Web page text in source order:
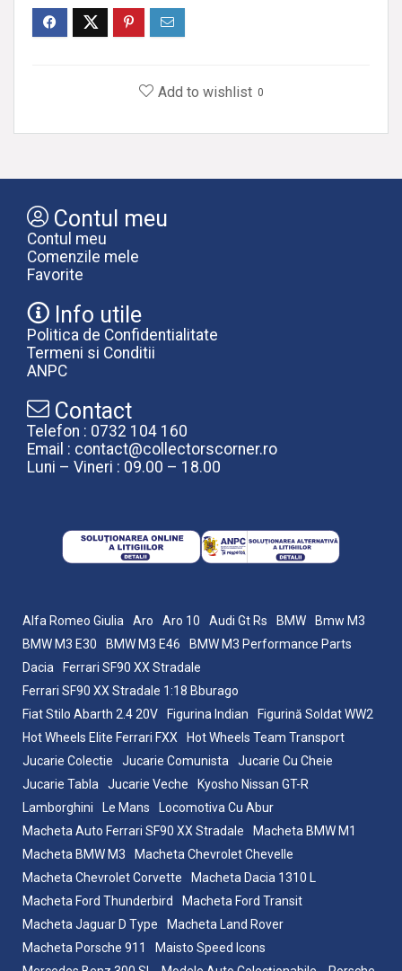
Add to wishlist 0
Contul meu
Contul meu
Comenzile mele
Favorite
Info utile
Politica de Confidentialitate
Termeni si Conditii
ANPC
Contact
Telefon : 0732 104 160
Email : contact@collectorscorner.ro
Luni – Vineri : 09.00 – 18.00
Alfa Romeo Giulia Aro Aro 10 Audi Gt Rs BMW
Bmw M3
BMW M3 E30
BMW M3 E46
BMW M3 Performance Parts
Dacia
Ferrari SF90 XX Stradale
Ferrari SF90 XX Stradale 1:18 Bburago
Fiat Stilo Abarth 2.4 20V
Figurina Indian
Figurină Soldat WW2
Hot Wheels Elite Ferrari FXX
Hot Wheels Team Transport
Jucarie Colectie
Jucarie Comunista
Jucarie Cu Cheie
Jucarie Tabla
Jucarie Veche
Kyosho Nissan GT-R
Lamborghini
Le Mans
Locomotiva Cu Abur
Macheta Auto Ferrari SF90 XX Stradale
Macheta BMW M1
Macheta BMW M3
Macheta Chevrolet Chevelle
Macheta Chevrolet Corvette
Macheta Dacia 1310 L
Macheta Ford Thunderbird
Macheta Ford Transit
Macheta Jaguar D Type
Macheta Land Rover
Macheta Porsche 911
Maisto Speed Icons